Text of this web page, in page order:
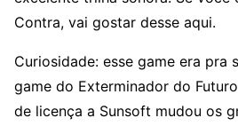
Contra, vai gostar desse aqui.
Curiosidade: esse game era pra
game do Exterminador do
de licença a Sunsoft mudou os